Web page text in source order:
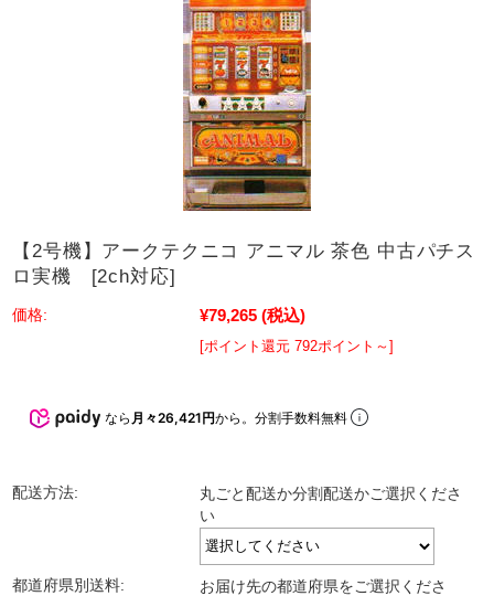
【2号機】アークテクニコ アニマル 茶色 中古パチス
ロ実機 [2ch対応]
価格: ¥79,265 (税込)
[ポイント還元 792ポイント～]
なら 月々26,421円から。分割手数料無料
配送方法:
丸ごと配送か分割配送かご選択くださ
い
都道府県別送料:
お届け先の都道府県をご選択くださ